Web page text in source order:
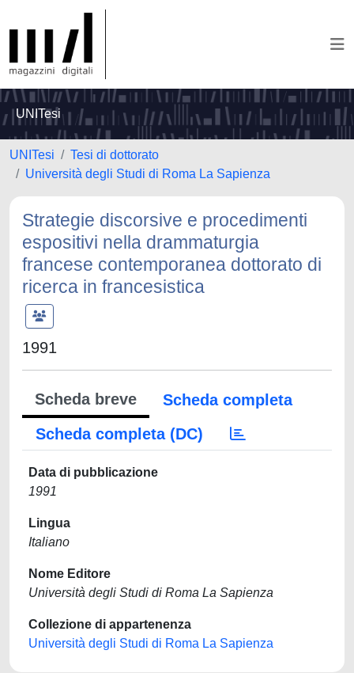
UNITesi
UNITesi
Tesi di dottorato
Università degli Studi di Roma La Sapienza
Strategie discorsive e procedimenti
espositivi nella drammaturgia
francese contemporanea dottorato di
ricerca in francesistica
1991
Scheda breve
Scheda completa
Scheda completa (DC)
Data di pubblicazione
1991
Lingua
Italiano
Nome Editore
Università degli Studi di Roma La Sapienza
Collezione di appartenenza
Università degli Studi di Roma La Sapienza